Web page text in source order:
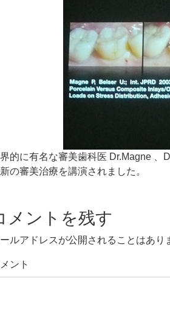
的に有名な審美歯科医 Dr.Magne 、
の審美治療を講演されました。
メントを残す
ールアドレスが公開されることはあり
ント